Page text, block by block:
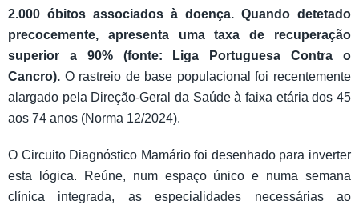
2.000 óbitos associados à doença. Quando detetado
precocemente, apresenta uma taxa de recuperação
superior a 90% (fonte: Liga Portuguesa Contra o
Cancro). O rastreio de base populacional foi recentemente
alargado pela Direção-Geral da Saúde à faixa etária dos 45
aos 74 anos (Norma 12/2024).
O Circuito Diagnóstico Mamário foi desenhado para inverter
esta lógica. Reúne, num espaço único e numa semana
clínica integrada, as especialidades necessárias ao